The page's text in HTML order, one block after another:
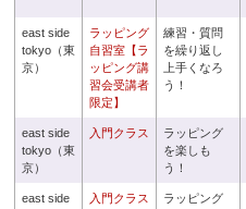
east side
tokyo（東
京）
ラッピング
自習室【ラ
ッピング講
習会受講者
限定】
練習・質問
を繰り返し
上手くなろ
う！
east side
tokyo（東
京）
入門クラス
ラッピング
を楽しも
う！
east side
入門クラス
ラッピング